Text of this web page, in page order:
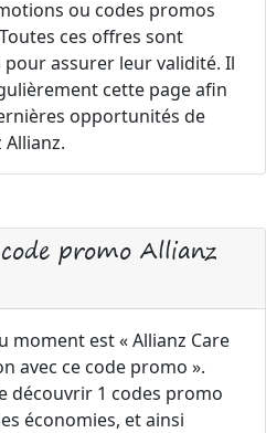
ou codes promos
ces offres sont
assurer leur validité. Il
cette page afin
opportunités de
promo Allianz
moment est « Allianz Care
avec ce code promo ».
découvrir 1 codes promo
économies, et ainsi